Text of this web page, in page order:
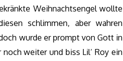
Weihnachtsengel wollte
schlimmen, aber wahren
wurde er prompt von Gott in
weiter und biss Lil‘ Roy ein